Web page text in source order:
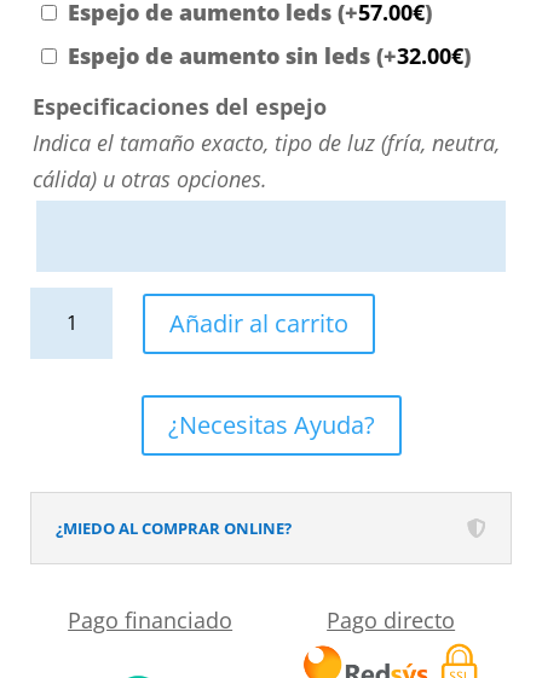
Espejo de aumento leds (+57.00€)
Espejo de aumento sin leds (+32.00€)
Especificaciones del espejo
Indica el tamaño exacto, tipo de luz (fría, neutra,
cálida) u otras opciones.
luz
led
frontal
Altavoces.
Añadir al carrito
¿Necesitas Ayuda?
¿MIEDO AL COMPRAR ONLINE?
Pago financiado Pago directo